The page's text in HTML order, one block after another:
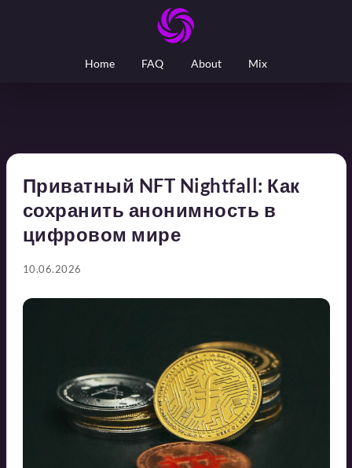
Home FAQ About Mix
Приватный NFT Nightfall: Как
сохранить анонимность в
цифровом мире
10.06.2026